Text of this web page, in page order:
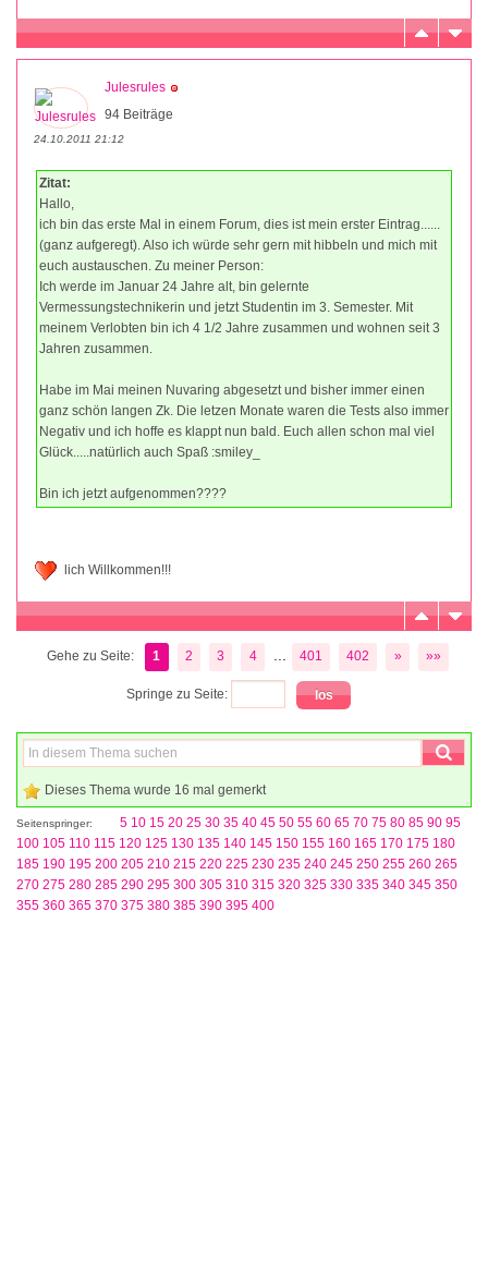
Julesrules
94 Beiträge
24.10.2011 21:12
Zitat:
Hallo,
ich bin das erste Mal in einem Forum, dies ist mein erster Eintrag......
(ganz aufgeregt). Also ich würde sehr gern mit hibbeln und mich mit
euch austauschen. Zu meiner Person:
Ich werde im Januar 24 Jahre alt, bin gelernte
Vermessungstechnikerin und jetzt Studentin im 3. Semester. Mit
meinem Verlobten bin ich 4 1/2 Jahre zusammen und wohnen seit 3
Jahren zusammen.
Habe im Mai meinen Nuvaring abgesetzt und bisher immer einen
ganz schön langen Zk. Die letzen Monate waren die Tests also immer
Negativ und ich hoffe es klappt nun bald. Euch allen schon mal viel
Glück.....natürlich auch Spaß :smiley_
Bin ich jetzt aufgenommen????
lich Willkommen!!!
Gehe zu Seite: 1 2 3 4 ... 401 402 » »»
Springe zu Seite:
Dieses Thema wurde 16 mal gemerkt
Seitenspringer: 5 10 15 20 25 30 35 40 45 50 55 60 65 70 75 80 85 90 95
100 105 110 115 120 125 130 135 140 145 150 155 160 165 170 175 180
185 190 195 200 205 210 215 220 225 230 235 240 245 250 255 260 265
270 275 280 285 290 295 300 305 310 315 320 325 330 335 340 345 350
355 360 365 370 375 380 385 390 395 400